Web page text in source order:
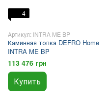
4
Артикул: INTRA ME BP
Каминная топка DEFRO Home
INTRA ME BP
113 476 грн
Купить